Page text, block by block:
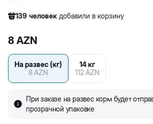
139 человек добавили в корзину
1446 человек
8 AZN
На развес (кг)
8AZN
14 кг
112AZN
При заказе на развес корм будет
прозрачной упаковке